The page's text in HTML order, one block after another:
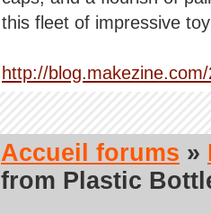
this fleet of impressive
http://
Accueil forums »
from Plastic